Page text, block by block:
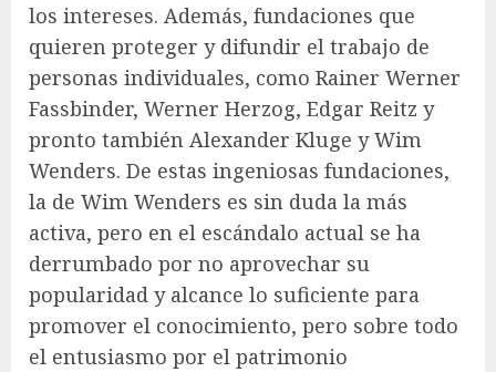
los intereses. Además, fundaciones que
quieren proteger y difundir el trabajo de
personas individuales, como Rainer Werner
Fassbinder, Werner Herzog, Edgar Reitz y
pronto también Alexander Kluge y Wim
Wenders. De estas ingeniosas fundaciones,
la de Wim Wenders es sin duda la más
activa, pero en el escándalo actual se ha
derrumbado por no aprovechar su
popularidad y alcance lo suficiente para
promover el conocimiento, pero sobre todo
el entusiasmo por el patrimonio